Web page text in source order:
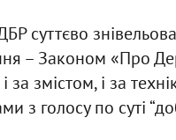
суттєво
– Законом «Про
змістом, і за
з голосу по суті